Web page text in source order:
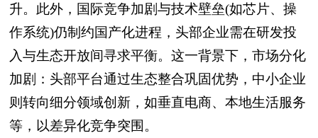
升。此外，国际竞争加剧与技术壁垒(如芯片、操
作系统)仍制约国产化进程，头部企业需在研发投
入与生态开放间寻求平衡。这一背景下，市场分化
加剧：头部平台通过生态整合巩固优势，中小企业
则转向细分领域创新，如垂直电商、本地生活服务
等，以差异化竞争突围。